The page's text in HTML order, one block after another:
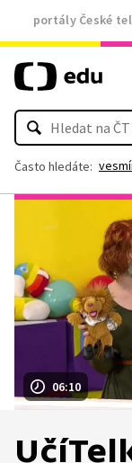
portály České
Často hledáte:
06:10